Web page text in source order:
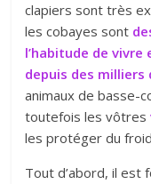
clapiers sont très
les cobayes sont
l’habitude de
depuis des milliers
animaux de basse-
toutefois les vôtres
les protéger du
Tout d’abord, il